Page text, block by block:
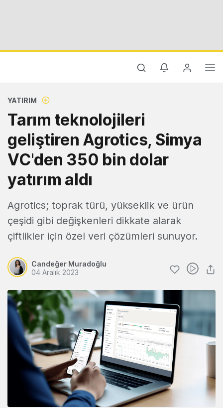
YATIRIM
Tarım teknolojileri
geliştiren Agrotics, Simya
VC'den 350 bin dolar
yatırım aldı
Agrotics; toprak türü, yükseklik ve ürün
çeşidi gibi değişkenleri dikkate alarak
çiftlikler için özel veri çözümleri sunuyor.
Candeğer Muradoğlu
04 Aralık 2023